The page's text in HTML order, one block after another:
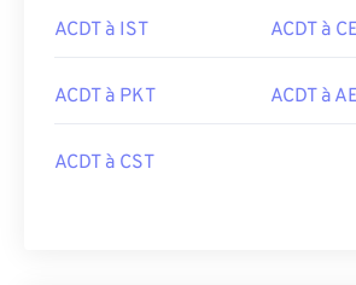
ACDT à IST ACDT à
ACDT à PKT ACDT à
ACDT à CST